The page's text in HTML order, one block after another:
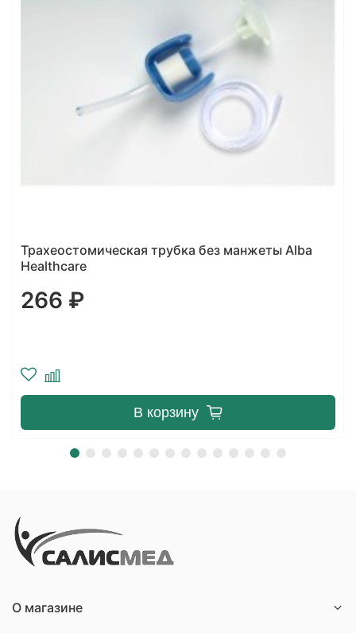
Трахеостомическая трубка Blue Line Ultra с
манжетой и с санацией
3795 ₽
В корзину
О магазине